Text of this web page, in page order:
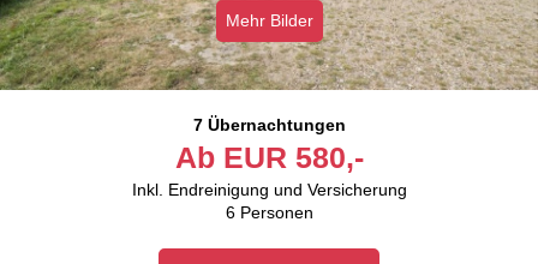
Mehr Bilder
7 Übernachtungen
Ab EUR 580,-
Inkl. Endreinigung und Versicherung
6 Personen